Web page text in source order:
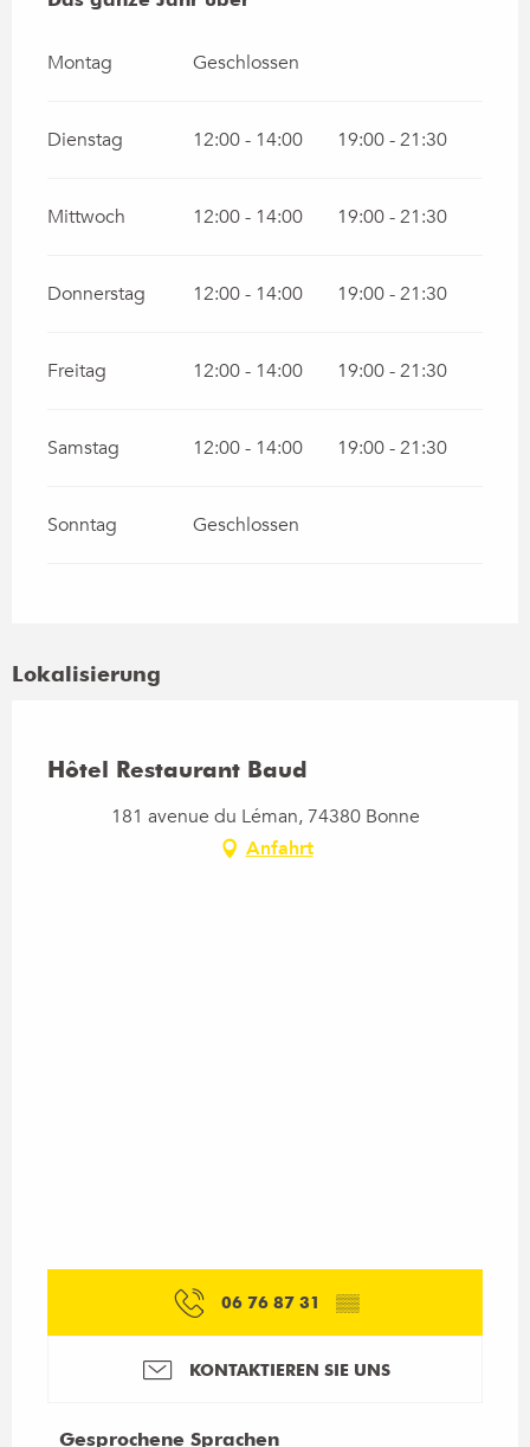
Montag Geschlossen
Dienstag 12:00 - 14:00 19:00 - 21:30
Mittwoch 12:00 - 14:00 19:00 - 21:30
Donnerstag 12:00 - 14:00 19:00 - 21:30
Freitag 12:00 - 14:00 19:00 - 21:30
Samstag 12:00 - 14:00 19:00 - 21:30
Sonntag Geschlossen
Lokalisierung
Hôtel Restaurant Baud
181 avenue du Léman, 74380 Bonne
Anfahrt
06 76 87 31 ▒▒
KONTAKTIEREN SIE UNS
Gesprochene Sprachen
Gesprochene Sprachen